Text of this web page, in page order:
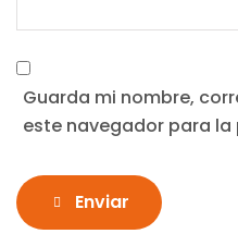
Guarda mi nombre,
este navegador para la
Enviar